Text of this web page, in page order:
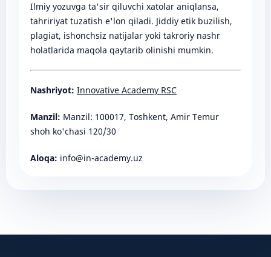
Ilmiy yozuvga ta'sir qiluvchi xatolar aniqlansa,
tahririyat tuzatish e'lon qiladi. Jiddiy etik buzilish,
plagiat, ishonchsiz natijalar yoki takroriy nashr
holatlarida maqola qaytarib olinishi mumkin.
Nashriyot: Innovative Academy RSC
Manzil: Manzil: 100017, Toshkent, Amir Temur
shoh ko'chasi 120/30
Aloqa: info@in-academy.uz